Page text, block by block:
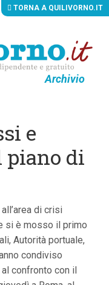
Archivio
TORNA A QUILIVORNO.IT
e
piano di
di crisi
si è mosso il primo
Autorità portuale,
condiviso
confronto con il